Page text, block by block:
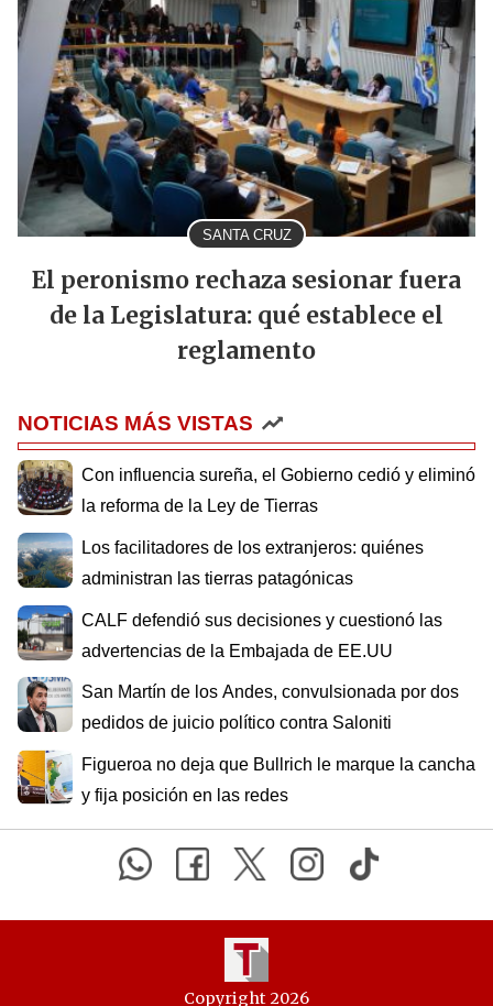
SANTA CRUZ
El peronismo rechaza sesionar fuera
de la Legislatura: qué establece el
reglamento
NOTICIAS MÁS VISTAS
Con influencia sureña, el Gobierno cedió y eliminó
la reforma de la Ley de Tierras
Los facilitadores de los extranjeros: quiénes
administran las tierras patagónicas
CALF defendió sus decisiones y cuestionó las
advertencias de la Embajada de EE.UU
San Martín de los Andes, convulsionada por dos
pedidos de juicio político contra Saloniti
Figueroa no deja que Bullrich le marque la cancha
y fija posición en las redes
Copyright 2026